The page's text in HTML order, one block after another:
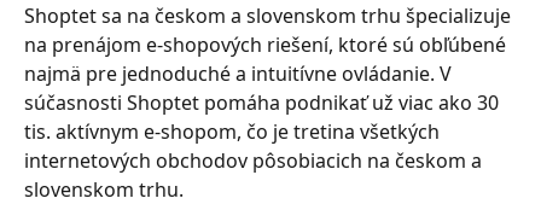
Shoptet sa na českom a slovenskom trhu špecializuje
na prenájom e-shopových riešení, ktoré sú obľúbené
najmä pre jednoduché a intuitívne ovládanie. V
súčasnosti Shoptet pomáha podnikať už viac ako 30
tis. aktívnym e-shopom, čo je tretina všetkých
internetových obchodov pôsobiacich na českom a
slovenskom trhu.